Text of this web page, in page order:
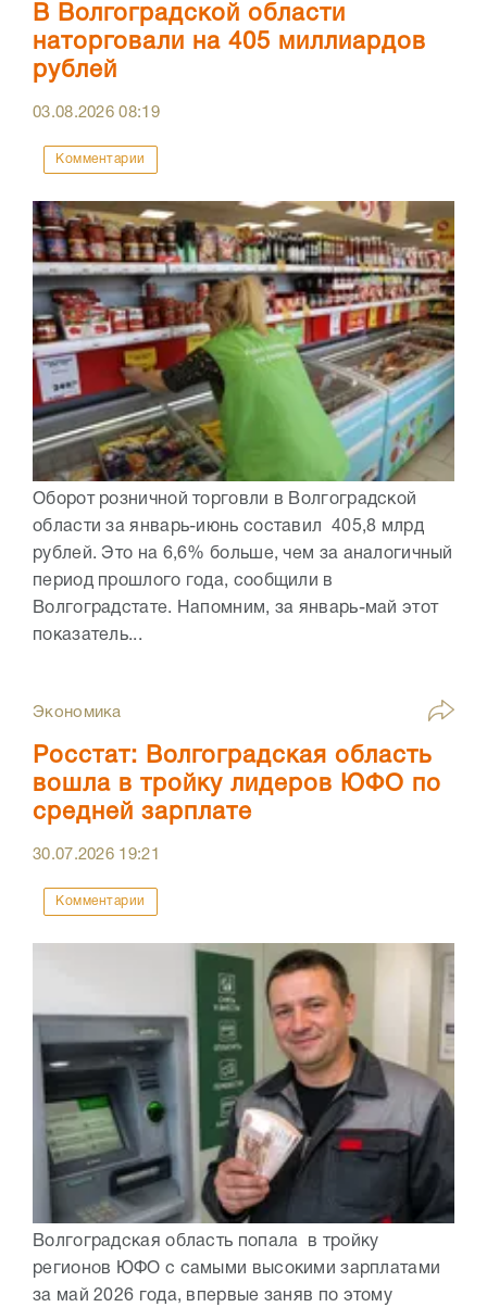
В Волгоградской области
наторговали на 405 миллиардов
рублей
03.08.202608:19
Комментарии
Оборот розничной торговли в Волгоградской
области за январь-июнь составил 405,8 млрд
рублей. Это на 6,6% больше, чем за аналогичный
период прошлого года, сообщили в
Волгоградстате. Напомним, за январь-май этот
показатель...
Экономика
Росстат: Волгоградская область
вошла в тройку лидеров ЮФО по
средней зарплате
30.07.2026 19:21
Комментарии
Волгоградская область попала в тройку
регионов ЮФО с самыми высокими зарплатами
за май 2026 года, впервые заняв по этому